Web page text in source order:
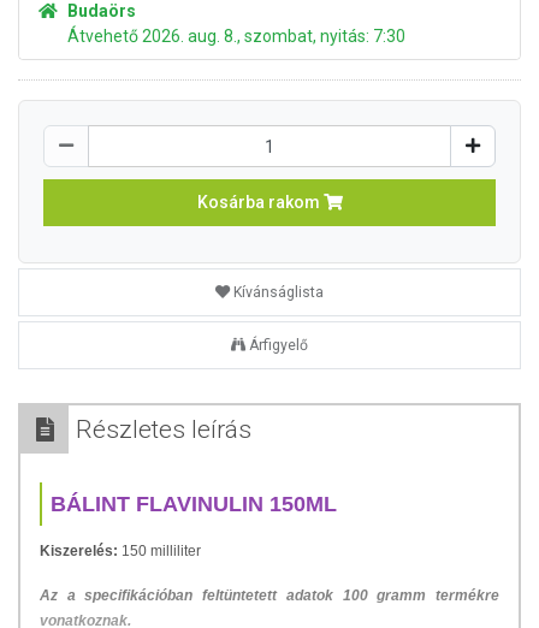
Budaörs
Átvehető 2026. aug. 8., szombat, nyitás: 7:30
Kosárba rakom
Kívánságlista
Árfigyelő
Részletes leírás
BÁLINT FLAVINULIN 150ML
Kiszerelés: 150 milliliter
Az a specifikációban feltüntetett adatok 100 gramm termékre
vonatkoznak.